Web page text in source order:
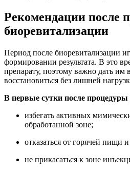
Рекомендации после
биоревитализации
Период после биоревитализации
формировании результата. В это
препарату, поэтому важно дать им
восстановиться без лишней
В первые сутки после процедуры
избегать активных
обработанной зоне;
отказаться от горячей пищи
не прикасаться к зоне